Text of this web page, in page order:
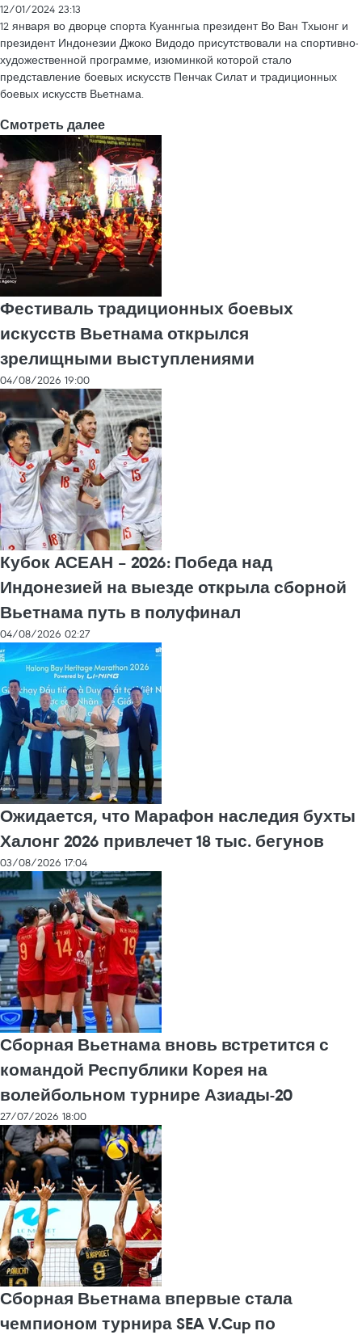
12/01/2024 23:13
12 января во дворце спорта Куаннгыа президент Во Ван Тхыонг и
президент Индонезии Джоко Видодо присутствовали на спортивно-
художественной программе, изюминкой которой стало
представление боевых искусств Пенчак Силат и традиционных
боевых искусств Вьетнама.
Смотреть далее
Фестиваль традиционных боевых
искусств Вьетнама открылся
зрелищными выступлениями
04/08/2026 19:00
Кубок АСЕАН – 2026: Победа над
Индонезией на выезде открыла сборной
Вьетнама путь в полуфинал
04/08/2026 02:27
Ожидается, что Марафон наследия бухты
Халонг 2026 привлечет 18 тыс. бегунов
03/08/2026 17:04
Сборная Вьетнама вновь встретится с
командой Республики Корея на
волейбольном турнире Азиады-20
27/07/2026 18:00
Сборная Вьетнама впервые стала
чемпионом турнира SEA V.Cup по